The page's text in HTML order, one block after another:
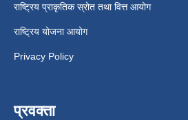
राष्ट्रिय प्राकृतिक स्रोत तथा वित्त आयोग
राष्ट्रिय योजना आयोग
Privacy Policy
प्रवक्ता